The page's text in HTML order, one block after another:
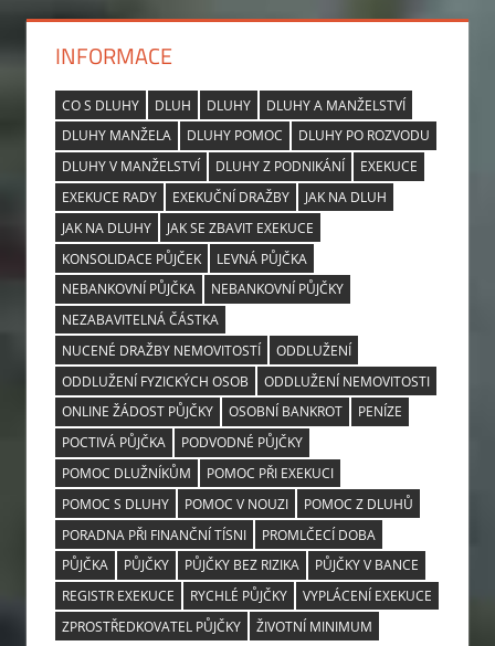
INFORMACE
CO S DLUHY DLUH DLUHY
DLUHY A MANŽELSTVÍ
DLUHY MANŽELA
DLUHY POMOC
DLUHY PO ROZVODU
DLUHY V MANŽELSTVÍ
DLUHY Z PODNIKÁNÍ
EXEKUCE
EXEKUCE RADY
EXEKUČNÍ DRAŽBY
JAK NA DLUH
JAK NA DLUHY
JAK SE ZBAVIT EXEKUCE
KONSOLIDACE PŮJČEK
LEVNÁ PŮJČKA
NEBANKOVNÍ PŮJČKA
NEBANKOVNÍ PŮJČKY
NEZABAVITELNÁ ČÁSTKA
NUCENÉ DRAŽBY NEMOVITOSTÍ
ODDLUŽENÍ
ODDLUŽENÍ FYZICKÝCH OSOB
ODDLUŽENÍ NEMOVITOSTI
ONLINE ŽÁDOST PŮJČKY
OSOBNÍ BANKROT
PENÍZE
POCTIVÁ PŮJČKA
PODVODNÉ PŮJČKY
POMOC DLUŽNÍKŮM
POMOC PŘI EXEKUCI
POMOC S DLUHY
POMOC V NOUZI
POMOC Z DLUHŮ
PORADNA PŘI FINANČNÍ TÍSNI
PROMLČECÍ DOBA
PŮJČKA
PŮJČKY PŮJČKY BEZ RIZIKA
PŮJČKY V BANCE
REGISTR EXEKUCE
RYCHLÉ PŮJČKY
VYPLÁCENÍ EXEKUCE
ZPROSTŘEDKOVATEL PŮJČKY
ŽIVOTNÍ MINIMUM